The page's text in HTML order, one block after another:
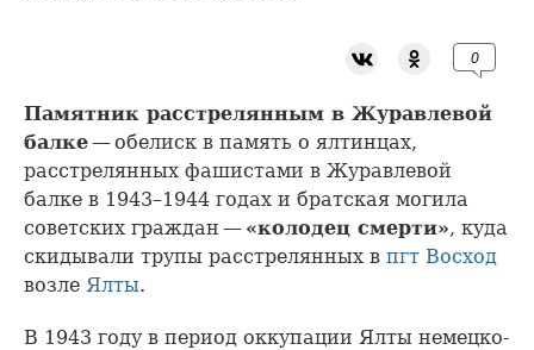
0
Памятник расстрелянным в Журавлевой
балке— обелиск в память о ялтинцах,
расстрелянных фашистами в Журавлевой
балке в 1943–1944 годах и братская могила
советских граждан — «колодец смерти», куда
скидывали трупы расстрелянных в пгт Восход
возле Ялты.
В 1943 году в период оккупации Ялты немецко-